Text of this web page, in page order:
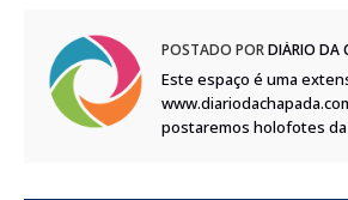
POSTADO PORDIÁRIO DA
Este espaço é uma
postaremos holofotes da